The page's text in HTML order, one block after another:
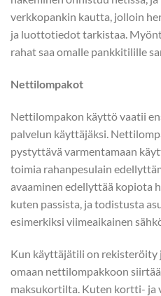
verkkopankin kautta, jolloin
ja luottotiedot tarkistaa.
rahat saa omalle pankkitilille
Nettilompakot
Nettilompakon käyttö vaatii
palvelun käyttäjäksi.
pystyttävä varmentamaan
toimia rahanpesulain
avaaminen edellyttää kopiota
kuten passista, ja todistusta
esimerkiksi viimeaikainen
Kun käyttäjätili on rekisteröity
omaan nettilompakkoon
maksukortilta. Kuten kortti- ja